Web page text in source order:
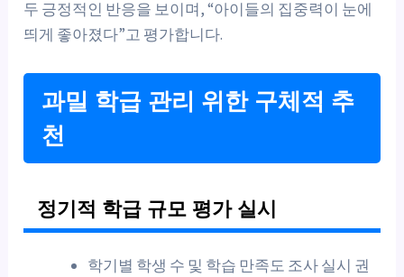
두 긍정적인 반응을 보이며, “아이들의 집중력이 눈에
띄게 좋아졌다”고 평가합니다.
과밀 학급 관리 위한 구체적 추
천
정기적 학급 규모 평가 실시
학기별 학생 수 및 학습 만족도 조사 실시 권